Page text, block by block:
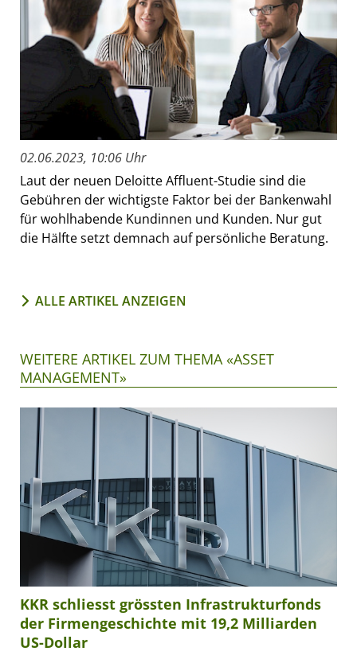
02.06.2023, 10:06 Uhr
Laut der neuen Deloitte Affluent-Studie sind die
Gebühren der wichtigste Faktor bei der Bankenwahl
für wohlhabende Kundinnen und Kunden. Nur gut
die Hälfte setzt demnach auf persönliche Beratung.
ALLE ARTIKEL ANZEIGEN
WEITERE ARTIKEL ZUM THEMA «ASSET
MANAGEMENT»
KKR schliesst grössten Infrastrukturfonds
der Firmengeschichte mit 19,2 Milliarden
US-Dollar